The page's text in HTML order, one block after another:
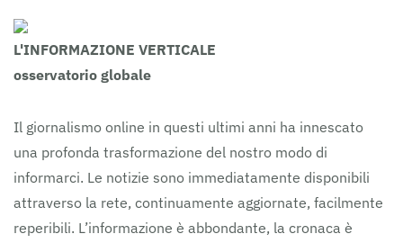
L'INFORMAZIONE VERTICALE
osservatorio globale
Il giornalismo online in questi ultimi anni ha innescato
una profonda trasformazione del nostro modo di
informarci. Le notizie sono immediatamente disponibili
attraverso la rete, continuamente aggiornate, facilmente
reperibili. L’informazione è abbondante, la cronaca è